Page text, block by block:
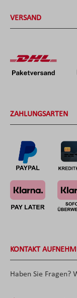
VERSAND
ZAHLUNGSARTEN
KONTAKT
Haben Sie Fragen?